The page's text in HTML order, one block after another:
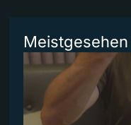
Meistgesehen